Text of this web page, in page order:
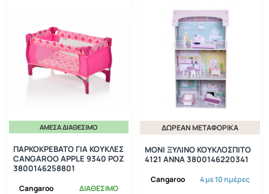
ΆΜΕΣΑ ΔΙΑΘΈΣΙΜΟ
Cangaroo ΔΙΑΘΕΣΙΜΟ
ΠΑΡΚΟΚΡΕΒΑΤΟ ΓΙΑ ΚΟΥΚΛΕΣ
CANGAROO APPLE 9340 ΡΟΖ
3800146258801
ΔΩΡΕΆΝ ΜΕΤΑΦΟΡΙΚΆ
Cangaroo 4 με 10 ημέρες
MONI ΞΥΛΙΝΟ ΚΟΥΚΛΟΣΠΙΤΟ
4121 ANNA 3800146220341